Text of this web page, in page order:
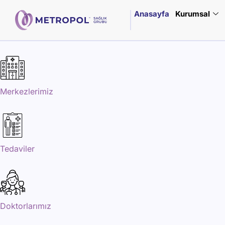
Anasayfa Kurumsal
Merkezlerimiz
Tedaviler
Doktorlarımız